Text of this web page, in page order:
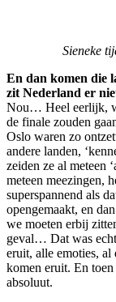
Sieneke
En dan komen die
zit Nederland er
Nou… Heel eerlijk,
de finale zouden
Oslo waren zo
andere landen,
zeiden ze al meteen
meteen meezingen,
superspannend als
opengemaakt, en
we moeten erbij
geval… Dat was
eruit, alle emoties, al
komen eruit. En
absoluut.